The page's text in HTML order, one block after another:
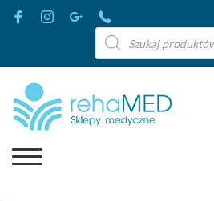
Wyszukiwarka
produktów